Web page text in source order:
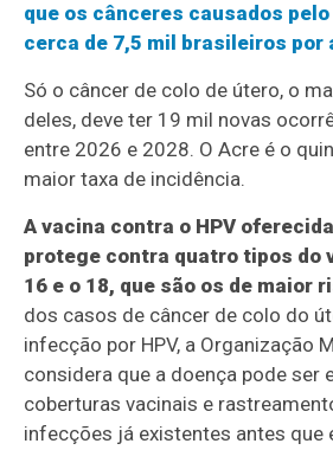
que os cânceres causados pelo
cerca de 7,5 mil brasileiros por
Só o câncer de colo de útero, o
deles, deve ter 19 mil novas
entre 2026 e 2028. O Acre é o
maior taxa de incidência.
A vacina contra o HPV
protege contra quatro tipos do
16 e o 18, que são os de maior
dos casos de câncer de colo do
infecção por HPV, a Organização
considera que a doença pode ser
coberturas vacinais e
infecções já existentes antes que